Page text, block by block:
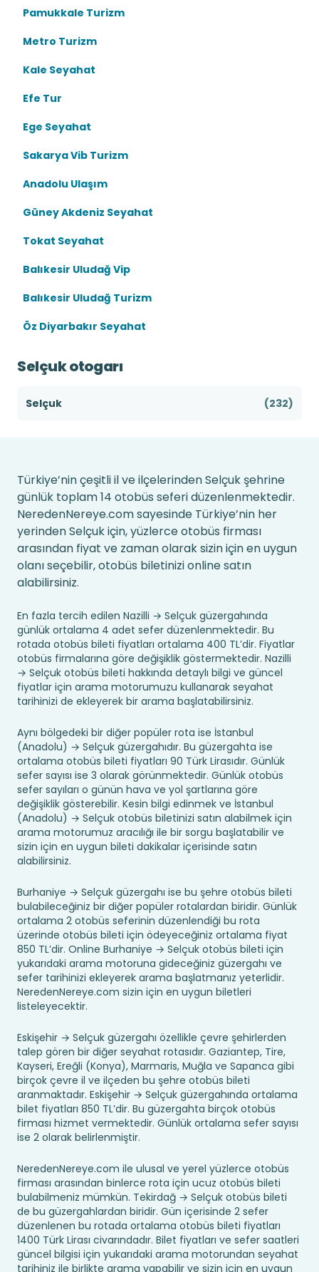
Pamukkale Turizm
Metro Turizm
Kale Seyahat
Efe Tur
Ege Seyahat
Sakarya Vib Turizm
Anadolu Ulaşım
Güney Akdeniz Seyahat
Tokat Seyahat
Balıkesir Uludağ Vip
Balıkesir Uludağ Turizm
Öz Diyarbakır Seyahat
Selçuk otogarı
Selçuk (232)
Türkiye’nin çeşitli il ve ilçelerinden Selçuk şehrine
günlük toplam 14 otobüs seferi düzenlenmektedir.
NeredenNereye.com sayesinde Türkiye’nin her
yerinden Selçuk için, yüzlerce otobüs firması
arasından fiyat ve zaman olarak sizin için en uygun
olanı seçebilir, otobüs biletinizi online satın
alabilirsiniz.
En fazla tercih edilen Nazilli → Selçuk güzergahında
günlük ortalama 4 adet sefer düzenlenmektedir. Bu
rotada otobüs bileti fiyatları ortalama 400 TL’dir. Fiyatlar
otobüs firmalarına göre değişiklik göstermektedir. Nazilli
→ Selçuk otobüs bileti hakkında detaylı bilgi ve güncel
fiyatlar için arama motorumuzu kullanarak seyahat
tarihinizi de ekleyerek bir arama başlatabilirsiniz.
Aynı bölgedeki bir diğer popüler rota ise İstanbul
(Anadolu) → Selçuk güzergahıdır. Bu güzergahta ise
ortalama otobüs bileti fiyatları 90 Türk Lirasıdır. Günlük
sefer sayısı ise 3 olarak görünmektedir. Günlük otobüs
sefer sayıları o günün hava ve yol şartlarına göre
değişiklik gösterebilir. Kesin bilgi edinmek ve İstanbul
(Anadolu) → Selçuk otobüs biletinizi satın alabilmek için
arama motorumuz aracılığı ile bir sorgu başlatabilir ve
sizin için en uygun bileti dakikalar içerisinde satın
alabilirsiniz.
Burhaniye → Selçuk güzergahı ise bu şehre otobüs bileti
bulabileceğiniz bir diğer popüler rotalardan biridir. Günlük
ortalama 2 otobüs seferinin düzenlendiği bu rota
üzerinde otobüs bileti için ödeyeceğiniz ortalama fiyat
850 TL’dir. Online Burhaniye → Selçuk otobüs bileti için
yukarıdaki arama motoruna gideceğiniz güzergahı ve
sefer tarihinizi ekleyerek arama başlatmanız yeterlidir.
NeredenNereye.com sizin için en uygun biletleri
listeleyecektir.
Eskişehir → Selçuk güzergahı özellikle çevre şehirlerden
talep gören bir diğer seyahat rotasıdır. Gaziantep, Tire,
Kayseri, Ereğli (Konya), Marmaris, Muğla ve Sapanca gibi
birçok çevre il ve ilçeden bu şehre otobüs bileti
aranmaktadır. Eskişehir → Selçuk güzergahında ortalama
bilet fiyatları 850 TL’dir. Bu güzergahta birçok otobüs
firması hizmet vermektedir. Günlük ortalama sefer sayısı
ise 2 olarak belirlenmiştir.
NeredenNereye.com ile ulusal ve yerel yüzlerce otobüs
firması arasından binlerce rota için ucuz otobüs bileti
bulabilmeniz mümkün. Tekirdağ → Selçuk otobüs bileti
de bu güzergahlardan biridir. Gün içerisinde 2 sefer
düzenlenen bu rotada ortalama otobüs bileti fiyatları
1400 Türk Lirası civarındadır. Bilet fiyatları ve sefer saatleri
güncel bilgisi için yukarıdaki arama motorundan seyahat
tarihiniz ile birlikte arama yapabilir ve sizin için en uygun